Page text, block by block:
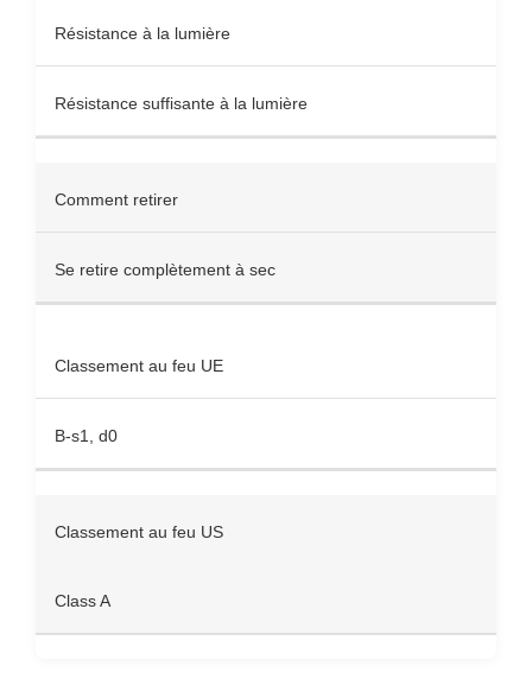
Résistance à la lumière
Résistance suffisante à la lumière
Comment retirer
Se retire complètement à sec
Classement au feu UE
B-s1, d0
Classement au feu US
Class A